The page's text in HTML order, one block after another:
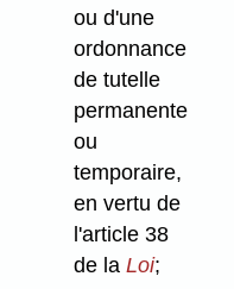
ou d'une
ordonnance
de tutelle
permanente
ou
temporaire,
en vertu de
l'article 38
de la Loi;